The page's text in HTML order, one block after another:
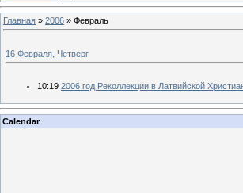
Главная » 2006 » Февраль
16 Февраля, Четверг
10:19 2006 год Реколлекции в Латвийской
Calendar